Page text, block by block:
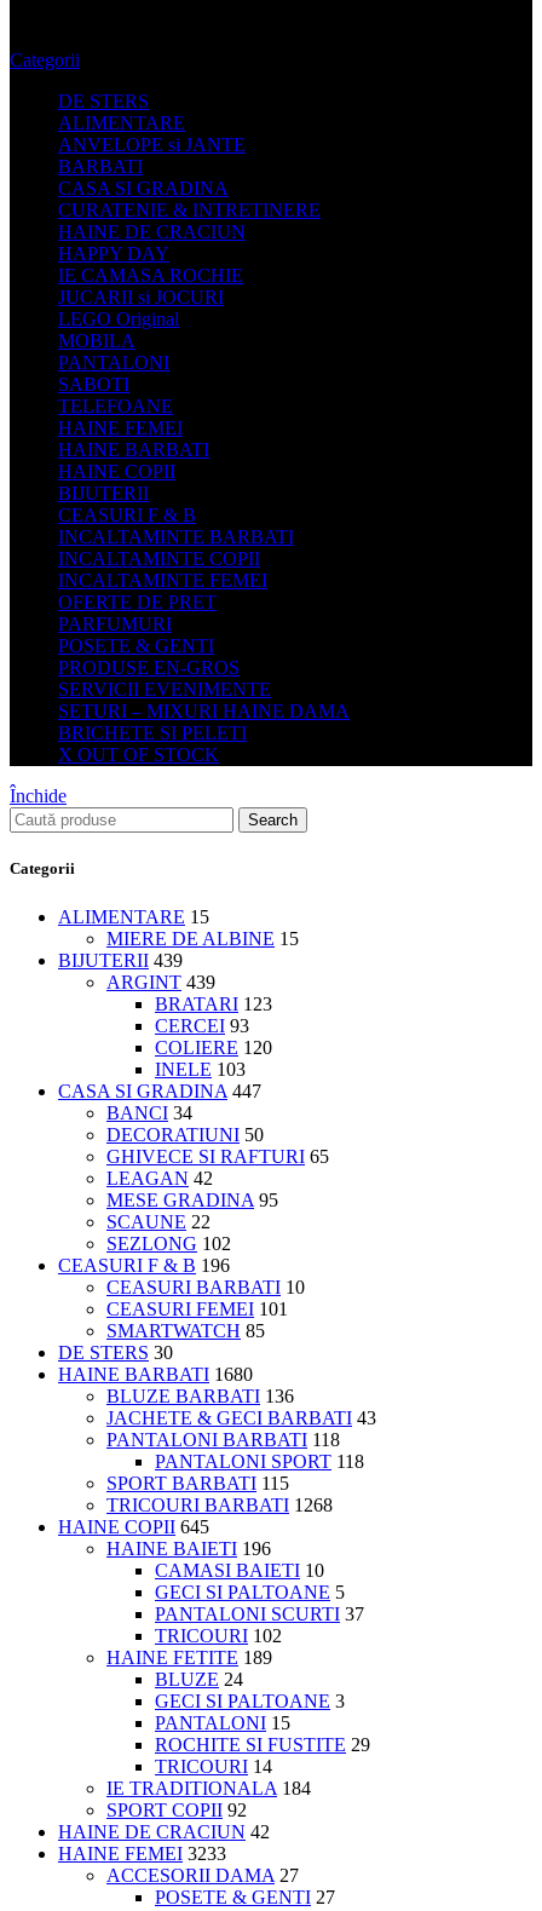
Categorii
DE STERS
ALIMENTARE
ANVELOPE si JANTE
BARBATI
CASA SI GRADINA
CURATENIE & INTRETINERE
HAINE DE CRACIUN
HAPPY DAY
IE CAMASA ROCHIE
JUCARII si JOCURI
LEGO Original
MOBILA
PANTALONI
SABOTI
TELEFOANE
HAINE FEMEI
HAINE BARBATI
HAINE COPII
BIJUTERII
CEASURI F & B
INCALTAMINTE BARBATI
INCALTAMINTE COPII
INCALTAMINTE FEMEI
OFERTE DE PRET
PARFUMURI
POSETE & GENTI
PRODUSE EN-GROS
SERVICII EVENIMENTE
SETURI – MIXURI HAINE DAMA
BRICHETE SI PELETI
X OUT OF STOCK
Închide
Search
Categorii
ALIMENTARE 15
MIERE DE ALBINE 15
BIJUTERII 439
ARGINT 439
BRATARI 123
CERCEI 93
COLIERE 120
INELE 103
CASA SI GRADINA 447
BANCI 34
DECORATIUNI 50
GHIVECE SI RAFTURI 65
LEAGAN 42
MESE GRADINA 95
SCAUNE 22
SEZLONG 102
CEASURI F & B 196
CEASURI BARBATI 10
CEASURI FEMEI 101
SMARTWATCH 85
DE STERS 30
HAINE BARBATI 1680
BLUZE BARBATI 136
JACHETE & GECI BARBATI 43
PANTALONI BARBATI 118
PANTALONI SPORT 118
SPORT BARBATI 115
TRICOURI BARBATI 1268
HAINE COPII 645
HAINE BAIETI 196
CAMASI BAIETI 10
GECI SI PALTOANE 5
PANTALONI SCURTI 37
TRICOURI 102
HAINE FETITE 189
BLUZE 24
GECI SI PALTOANE 3
PANTALONI 15
ROCHITE SI FUSTITE 29
TRICOURI 14
IE TRADITIONALA 184
SPORT COPII 92
HAINE DE CRACIUN 42
HAINE FEMEI 3233
ACCESORII DAMA 27
POSETE & GENTI 27